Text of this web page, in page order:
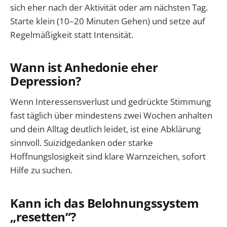
sich eher nach der Aktivität oder am nächsten Tag.
Starte klein (10–20 Minuten Gehen) und setze auf
Regelmäßigkeit statt Intensität.
Wann ist Anhedonie eher
Depression?
Wenn Interessensverlust und gedrückte Stimmung
fast täglich über mindestens zwei Wochen anhalten
und dein Alltag deutlich leidet, ist eine Abklärung
sinnvoll. Suizidgedanken oder starke
Hoffnungslosigkeit sind klare Warnzeichen, sofort
Hilfe zu suchen.
Kann ich das Belohnungssystem
„resetten“?